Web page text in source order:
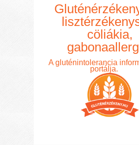
cöliákia,
A gluténintolerancia
portálja.